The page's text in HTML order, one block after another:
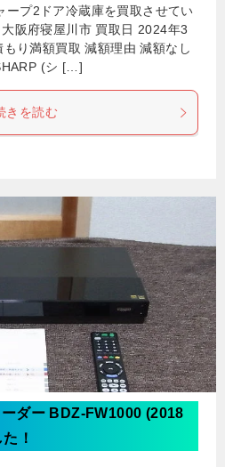
ープ2ドア冷蔵庫を買取させてい
阪府寝屋川市 買取日 2024年3
り満額買取 減額理由 減額なし
(シ […]
きを読む
ダー BDZ-FW1000 (2018
！